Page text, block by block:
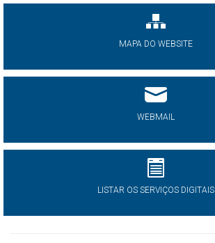
MAPA DO WEBSITE
WEBMAIL
LISTAR OS SERVIÇOS DIGITAIS